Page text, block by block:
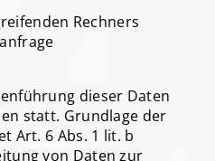
Rechners
dieser Daten
statt. Grundlage der
Art. 6 Abs. 1 lit. b
von Daten zur